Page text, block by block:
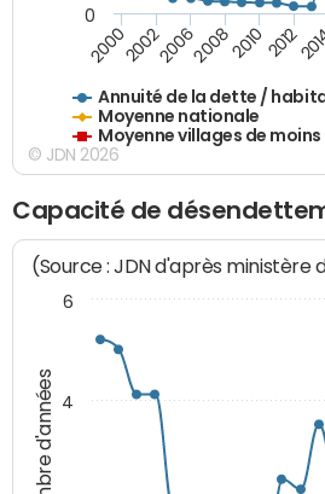
Annuité de la dette /
Moyenne nationale
Moyenne villages de
20002002200620082010 2012
0
© JDN 2026
Capacité de
Nombre d'années
(Source : JDN d'après ministère
4
6